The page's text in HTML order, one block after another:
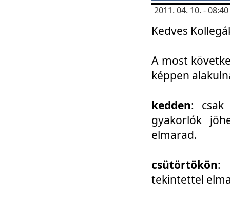
2011. 04. 10. -
Kedves
A most
képpen
kedden: csak
gyakorlók
elmarad.
csütörtökön:
tekintettel